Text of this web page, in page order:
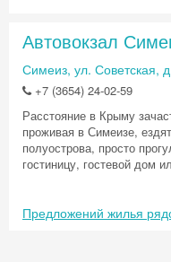
Автовокзал
Симеиз, ул. Советская,
+7 (3654) 24-02-59
Расстояние в Крыму
проживая в Симеизе,
полуострова, просто
гостиницу, гостевой дом
Предложений жилья